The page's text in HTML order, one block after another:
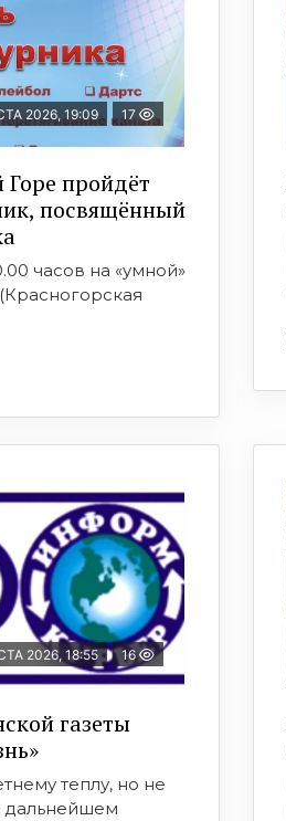
2026, 19:09 17
пройдёт
посвящённый
часов на «умной»
2026, 18:55 16
газеты
теплу, но не
дальнейшем